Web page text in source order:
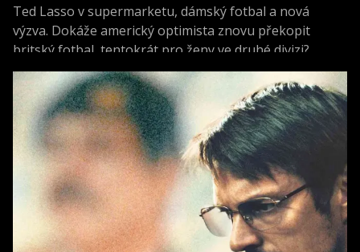
Ted Lasso v supermarketu, dámský fotbal a nová
výzva. Dokáže americký optimista znovu překopit
britský fotbal, tentokrát pro ženy ve druhé divizi?